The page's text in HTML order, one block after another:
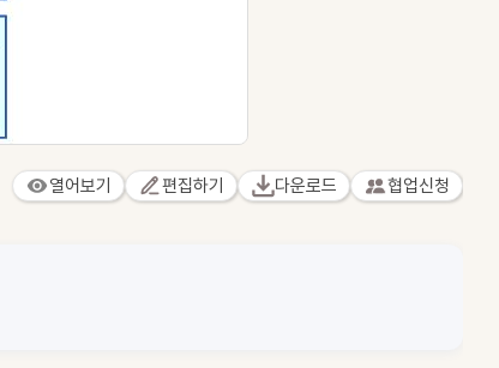
열어보기 편집하기 다운로드 협업신청